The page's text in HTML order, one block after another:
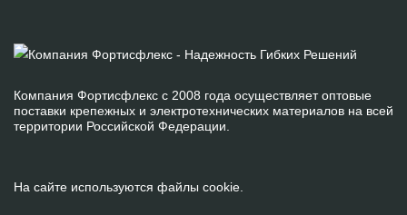
Компания Фортисфлекс с 2008 года осуществляет оптовые
поставки крепежных и электротехнических материалов на всей
территории Российской Федерации.
На сайте используются файлы cookie.